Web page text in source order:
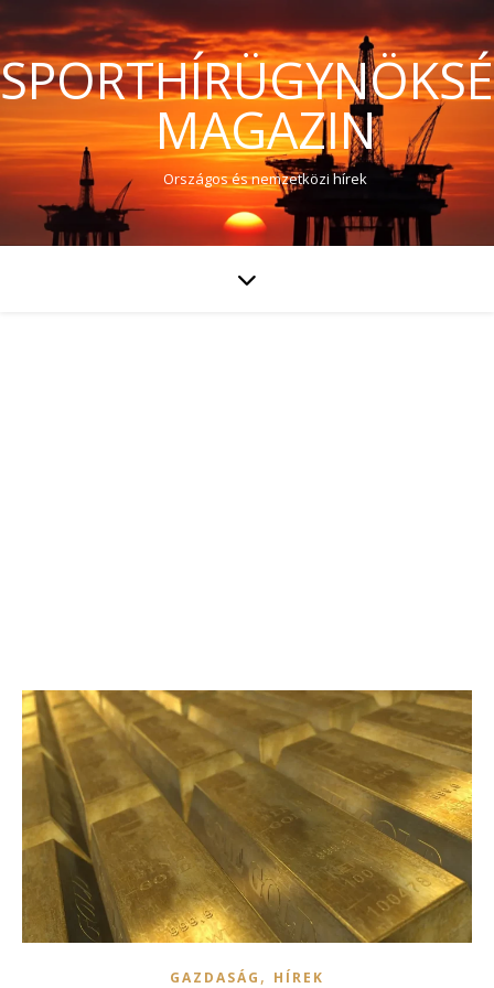
MAGAZIN
Országos és nemzetközi hírek
GAZDASÁG , HÍREK